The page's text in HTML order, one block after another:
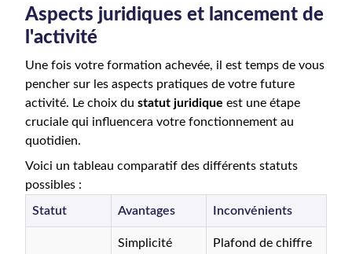
Aspects juridiques et lancement de
l'activité
Une fois votre formation achevée, il est temps de vous
pencher sur les aspects pratiques de votre future
activité. Le choix du statut juridique est une étape
cruciale qui influencera votre fonctionnement au
quotidien.
Voici un tableau comparatif des différents statuts
possibles :
Statut Avantages Inconvénients
Simplicité Plafond de chiffre